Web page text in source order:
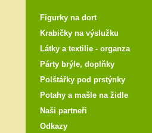
Figurky na dort
Krabičky na výslužku
Látky a textilie - organza
Párty brýle, doplňky
Polštářky pod prstýnky
Potahy a mašle na židle
Naši partneři
Odkazy